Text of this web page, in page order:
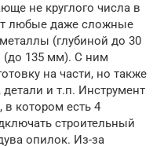
не круглого числа в
любые даже сложные
(глубиной до 30
(до 135 мм). С ним
на части, но также
и т.п. Инструмент
котором есть 4
строительный
опилок. Из-за